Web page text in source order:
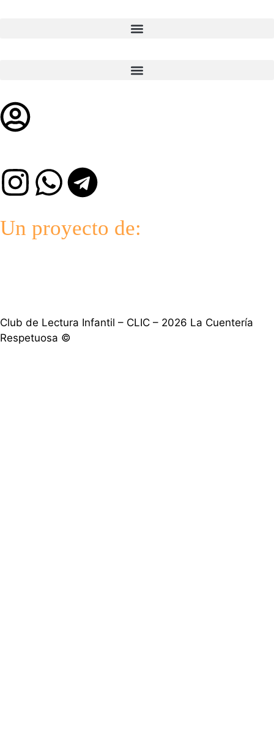
Un proyecto de:
Club de Lectura Infantil – CLIC – 2026 La Cuentería
Respetuosa ©